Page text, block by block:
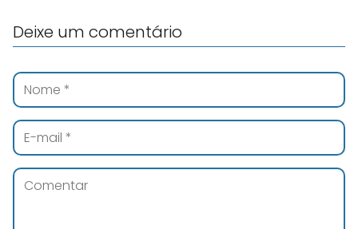
Deixe um comentário